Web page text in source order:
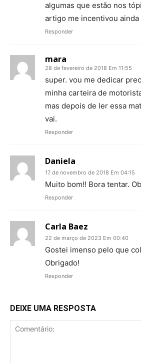
algumas que estão nos
artigo me incentivou ainda
Responder
mara
28 de fevereiro de 2018 Em 11:55
super. vou me dedicar
minha carteira de
mas depois de ler essa
vai.
Responder
Daniela
17 de novembro de 2018 Em 04:15
Muito bom!! Bora tentar.
Responder
Carla Baez
22 de março de 2023 Em 00:40
Gostei imenso pelo que
Obrigado!
Responder
DEIXE UMA RESPOSTA